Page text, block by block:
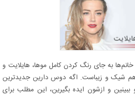
به جای رنگ کردن کامل موها، هایلایت و
شیک و زیباست. اگه دوس دارین جدیدترین
و ازشون ایده بگیرین، این مطلب برای